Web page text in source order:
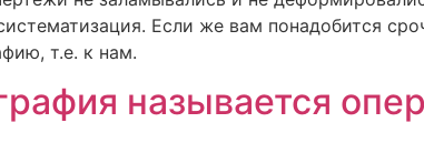
Если же вам понадобится
т.е. к нам.
называется